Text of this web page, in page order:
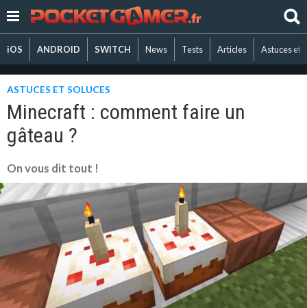
iOS ANDROID SWITCH News Tests Articles Astuces et
ASTUCES ET SOLUCES
Minecraft : comment faire un
gâteau ?
On vous dit tout !